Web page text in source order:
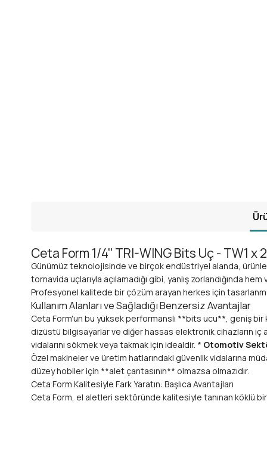
Ceta Form 1/4'' TRI-WING Bits Uç - TW1
Günümüz teknolojisinde ve birçok endüstriyel alanda,
tornavida uçlarıyla açılamadığı gibi, yanlış zorlandığında
Profesyonel kalitede bir çözüm arayan herkes için
Kullanım Alanları ve Sağladığı Benzersiz Avantajlar
Ceta Form'un bu yüksek performanslı **bits ucu**, geniş bir
dizüstü bilgisayarlar ve diğer hassas elektronik cihazların iç
vidalarını sökmek veya takmak için idealdir. * Otomotiv
Özel makineler ve üretim hatlarındaki güvenlik vidalarına
düzey hobiler için **alet çantasının** olmazsa olmazıdır.
Ceta Form Kalitesiyle Fark Yaratın: Başlıca Avantajları
Ceta Form, el aletleri sektöründe kalitesiyle tanınan köklü